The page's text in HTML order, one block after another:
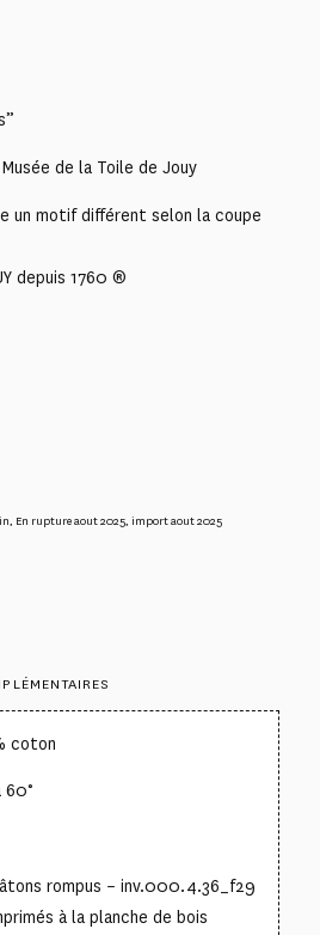
de la Toile de Jouy
un motif différent selon la coupe
depuis 1760 ®
, En rupture aout 2025, import aout 2025
coton
60°
rompus – inv.000.4.36_f29
à la planche de bois